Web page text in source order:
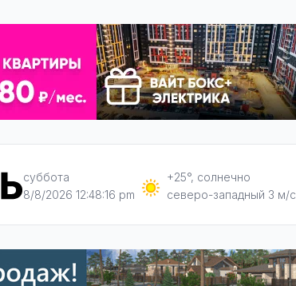
суббота
8/8/2026 12:48:16 pm
+25°, солнечно
северо-западный 3 м/с